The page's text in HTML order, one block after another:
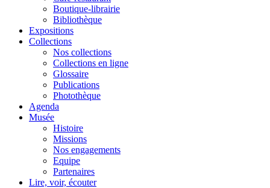
Boutique-librairie
Bibliothèque
Expositions
Collections
Nos collections
Collections en ligne
Glossaire
Publications
Photothèque
Agenda
Musée
Histoire
Missions
Nos engagements
Equipe
Partenaires
Lire, voir, écouter